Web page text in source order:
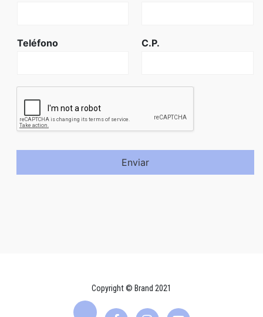
Teléfono C.P.
Enviar
Copyright © Brand 2021